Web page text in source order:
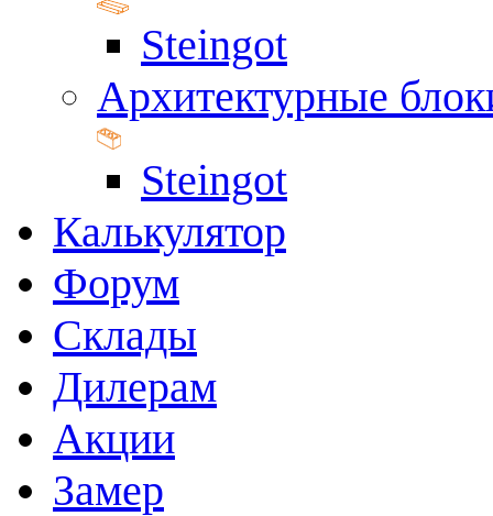
Steingot
Архитектурные
Steingot
Калькулятор
Форум
Склады
Дилерам
Акции
Замер